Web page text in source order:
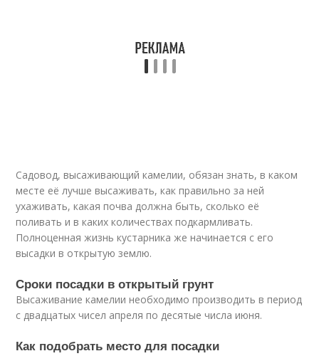
Садовод, высаживающий камелии, обязан знать, в каком
месте её лучше высаживать, как правильно за ней
ухаживать, какая почва должна быть, сколько её
поливать и в каких количествах подкармливать.
Полноценная жизнь кустарника же начинается с его
высадки в открытую землю.
Сроки посадки в открытый грунт
Высаживание камелии необходимо производить в период
с двадцатых чисел апреля по десятые числа июня.
Как подобрать место для посадки